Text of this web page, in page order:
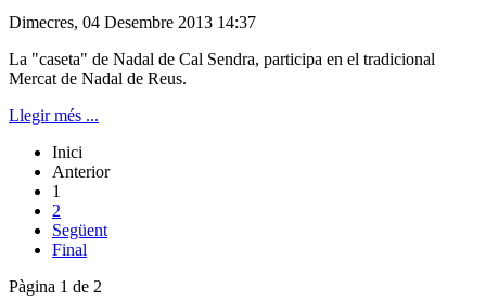
Dimecres, 04 Desembre 2013 14:37
La "caseta" de Nadal de Cal Sendra, participa en el tradicional
Mercat de Nadal de Reus.
Llegir més ...
Inici
Anterior
1
2
Següent
Final
Pàgina 1 de 2